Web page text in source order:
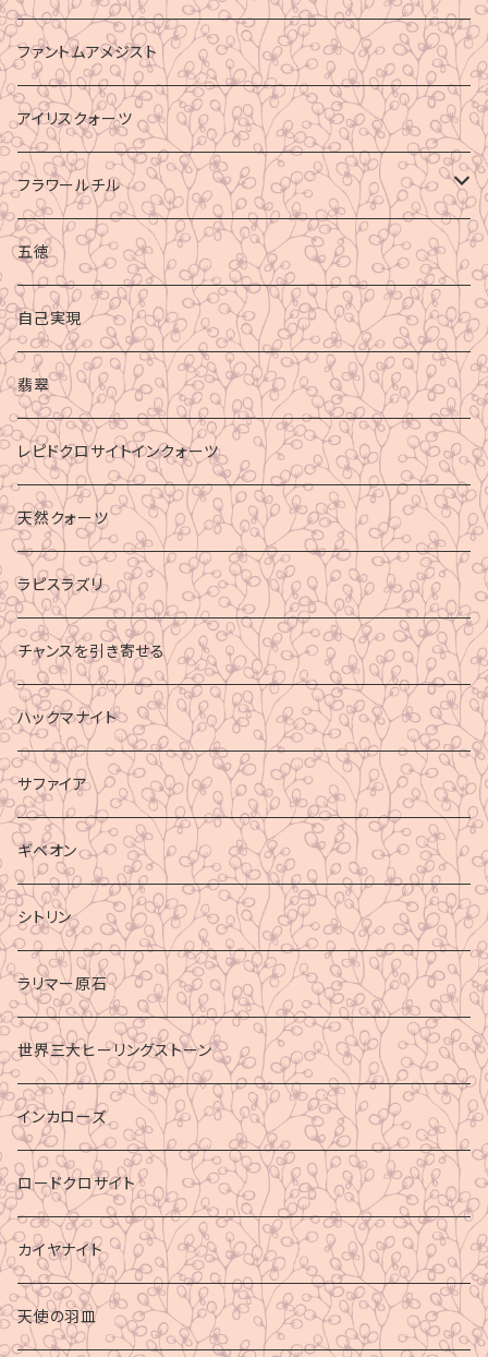
ファントムアメジスト
アイリスクォーツ
フラワールチル
心身の癒し
グラウディング
マイナスエネルギーからの防御
ビジネス成功
財運
五徳
自己実現
翡翠
レピドクロサイトインクォーツ
天然クォーツ
ラピスラズリ
チャンスを引き寄せる
ハックマナイト
サファイア
ギベオン
シトリン
ラリマー原石
世界三大ヒーリングストーン
インカローズ
ロードクロサイト
カイヤナイト
天使の羽皿